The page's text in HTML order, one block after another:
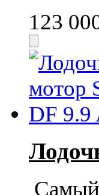
123
Самый